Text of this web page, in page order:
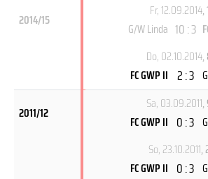
2014/15
Fr, 12.09.2014,
G/W Linda 10 : 3
Do, 02.10.2014,
FC GWP II 2 : 3
2011/12
Sa, 03.09.2011,
FC GWP II 0 : 3
So, 23.10.2011,
FC GWP II 0 : 3